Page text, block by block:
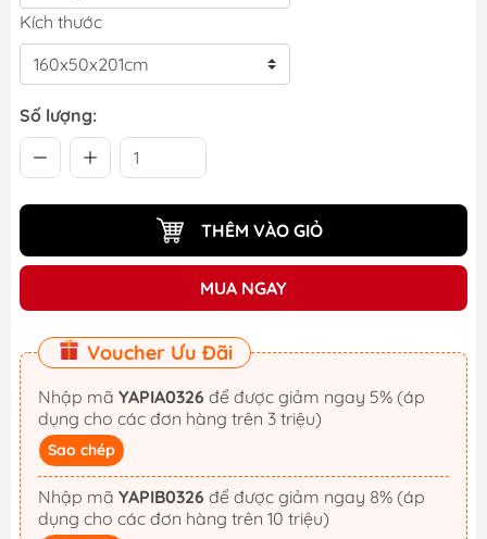
Kích thước
Số lượng:
THÊM VÀO GIỎ
MUA NGAY
Voucher Ưu Đãi
Nhập mã YAPIA0326
dụng cho các đơn hàng trên 3 triệu)
Sao chép
Nhập mã YAPIB0326
dụng cho các đơn hàng trên 10 triệu)